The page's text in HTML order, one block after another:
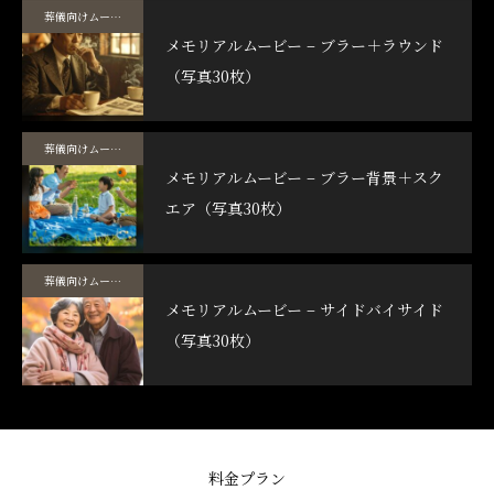
葬儀向けムービーテンプレート
メモリアルムービー – ブラー＋ラウンド
（写真30枚）
葬儀向けムービーテンプレート
メモリアルムービー – ブラー背景＋スク
エア（写真30枚）
葬儀向けムービーテンプレート
メモリアルムービー – サイドバイサイド
（写真30枚）
料金プラン